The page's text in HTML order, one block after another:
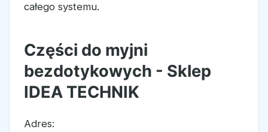
całego systemu.
Części do myjni
bezdotykowych - Sklep
IDEA TECHNIK
Adres: